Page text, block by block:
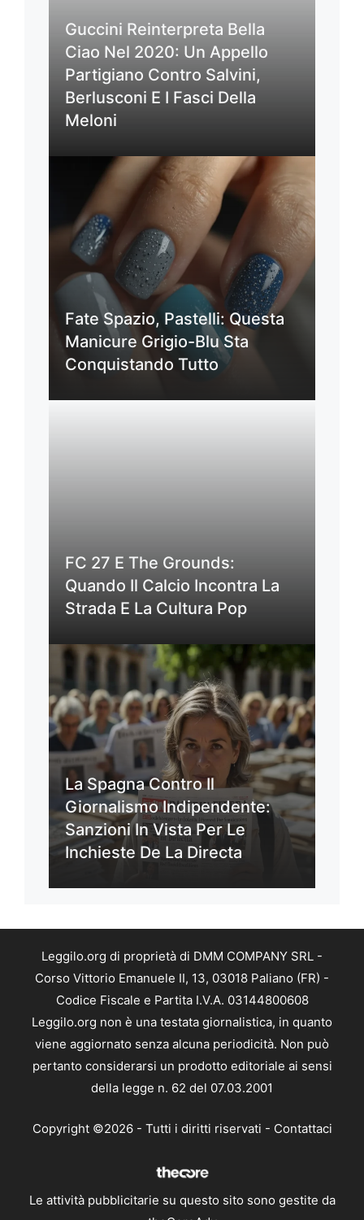
Guccini Reinterpreta Bella
Ciao Nel 2020: Un Appello
Partigiano Contro Salvini,
Berlusconi E I Fasci Della
Meloni
Fate Spazio, Pastelli: Questa
Manicure Grigio-Blu Sta
Conquistando Tutto
FC 27 E The Grounds:
Quando Il Calcio Incontra La
Strada E La Cultura Pop
La Spagna Contro Il
Giornalismo Indipendente:
Sanzioni In Vista Per Le
Inchieste De La Directa
Leggilo.org di proprietà di DMM COMPANY SRL -
Corso Vittorio Emanuele II, 13, 03018 Paliano (FR) -
Codice Fiscale e Partita I.V.A. 03144800608
Leggilo.org non è una testata giornalistica, in quanto
viene aggiornato senza alcuna periodicità. Non può
pertanto considerarsi un prodotto editoriale ai sensi
della legge n. 62 del 07.03.2001
Copyright ©2026 - Tutti i diritti riservati - Contattaci
Le attività pubblicitarie su questo sito sono gestite da